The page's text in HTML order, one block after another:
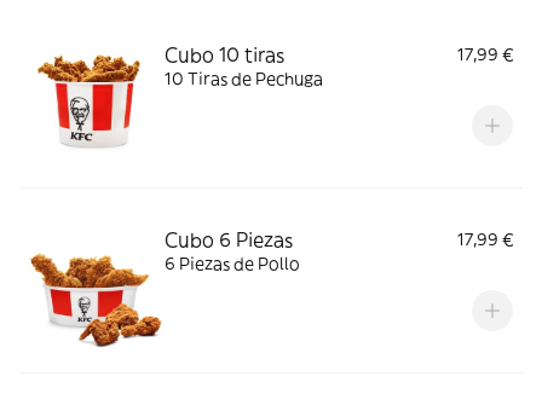
Cubo 10 tiras
17,99 €
10 Tiras de Pechuga
Cubo 6 Piezas
17,99 €
6 Piezas de Pollo